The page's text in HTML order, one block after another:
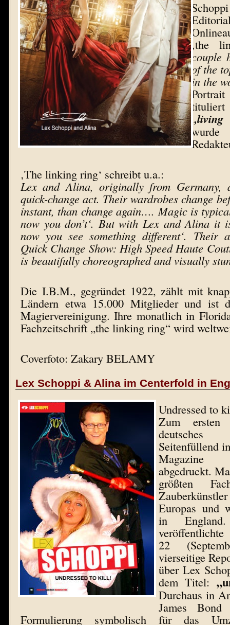
‚the
couple
of the
in the
tituliert
‚The linking ring‘ schreibt u.a.:
Lex and Alina, originally from Germany,
quick-change act. Their wardrobes change
instant, than change again…. Magic is
now you don’t‘. But with Lex and Alina it
now you see something different‘. Their
Quick Change Show: High Speed Haute
is beautifully choreographed and visually
Die I.B.M., gegründet 1922, zählt mit
Ländern etwa 15.000 Mitglieder und ist
Magiervereinigung. Ihre monatlich in
Fachzeitschrift „the linking ring“ wird
Coverfoto: Zakary BELAMY
Lex Schoppi & Alina im Centerfold in
Undressed to
Zum
Seitenfüllend
Magazine
abgedruckt.
größten
Europas und
in
22
vierseitige
über Lex
dem Titel:
Durchaus in
James
Formulierung symbolisch für das